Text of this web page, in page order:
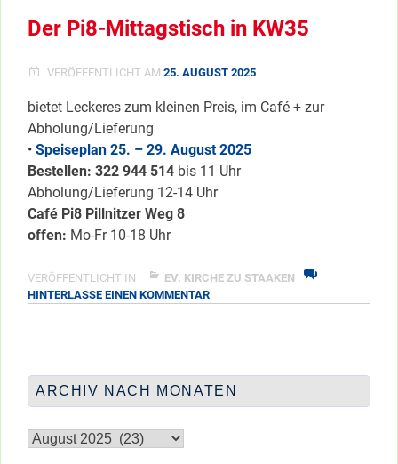
–
</span
Der Pi8-Mittagstisch in KW35
VERÖFFENTLICHT AM 25. AUGUST 2025
bietet Leckeres zum kleinen Preis, im Café + zur
Abholung/Lieferung
• Speiseplan 25. – 29. August 2025
Bestellen: 322 944 514 bis 11 Uhr
Abholung/Lieferung 12-14 Uhr
Café Pi8 Pillnitzer Weg 8
offen: Mo-Fr 10-18 Uhr
VERÖFFENTLICHT IN
EV. KIRCHE ZU STAAKEN
HINTERLASSE EINEN KOMMENTARZU
KW35
ARCHIV NACH MONATEN
nach